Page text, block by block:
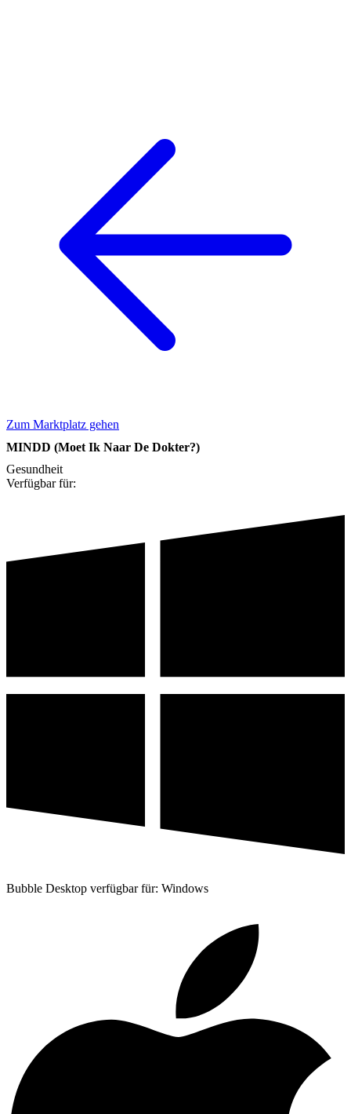
Zum Marktplatz gehen
MINDD (Moet Ik Naar De Dokter?)
Gesundheit
Verfügbar für:
Bubble Desktop verfügbar für: Windows